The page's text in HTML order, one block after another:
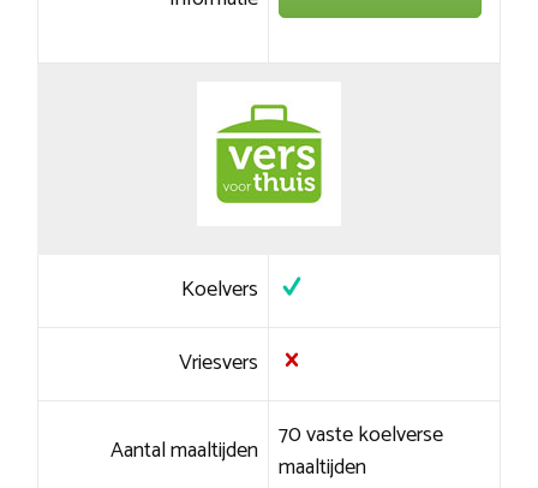
Koelvers
Vriesvers
Aantal maaltijden 70 vaste koelverse
maaltijden